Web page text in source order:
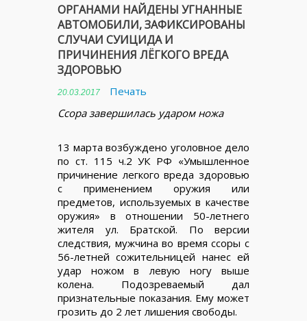
ОРГАНАМИ НАЙДЕНЫ УГНАННЫЕ
АВТОМОБИЛИ, ЗАФИКСИРОВАНЫ
СЛУЧАИ СУИЦИДА И
ПРИЧИНЕНИЯ ЛЁГКОГО ВРЕДА
ЗДОРОВЬЮ
20.03.2017
Печать
Ссора завершилась ударом ножа
13 марта возбуждено уголовное дело
по ст. 115 ч.2 УК РФ «Умышленное
причинение легкого вреда здоровью
с применением оружия или
предметов, используемых в качестве
оружия» в отношении 50-летнего
жителя ул. Братской. По версии
следствия, мужчина во время ссоры с
56-летней сожительницей нанес ей
удар ножом в левую ногу выше
колена. Подозреваемый дал
признательные показания. Ему может
грозить до 2 лет лишения свободы.